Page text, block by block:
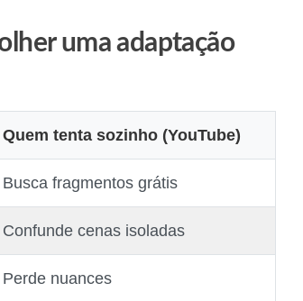
uma adaptação
Quem tenta sozinho (YouTube)
Busca fragmentos grátis
Confunde cenas isoladas
Perde nuances